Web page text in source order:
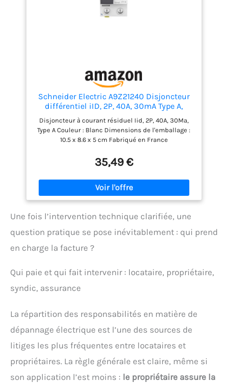
Schneider Electric A9Z21240 Disjoncteur
différentiel iID, 2P, 40A, 30mA Type A,
Blanc
Disjoncteur à courant résiduel Iid, 2P, 40A, 30Ma,
Type A Couleur : Blanc Dimensions de l'emballage :
10.5 x 8.6 x 5 cm Fabriqué en France
35,49 €
Une fois l’intervention technique clarifiée, une
question pratique se pose inévitablement : qui prend
en charge la facture ?
Qui paie et qui fait intervenir : locataire, propriétaire,
syndic, assurance
La répartition des responsabilités en matière de
dépannage électrique est l’une des sources de
litiges les plus fréquentes entre locataires et
propriétaires. La règle générale est claire, même si
son application l’est moins : le propriétaire assure la